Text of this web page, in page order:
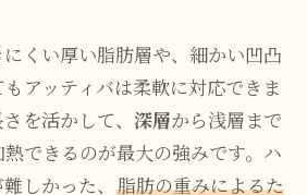
くい厚い脂肪層や、細かい凹凸
アッティバは柔軟に対応できま
を活かして、 深層から浅層まで
できるのが最大の強みです。ハ
しかった、 脂肪の重みによるた